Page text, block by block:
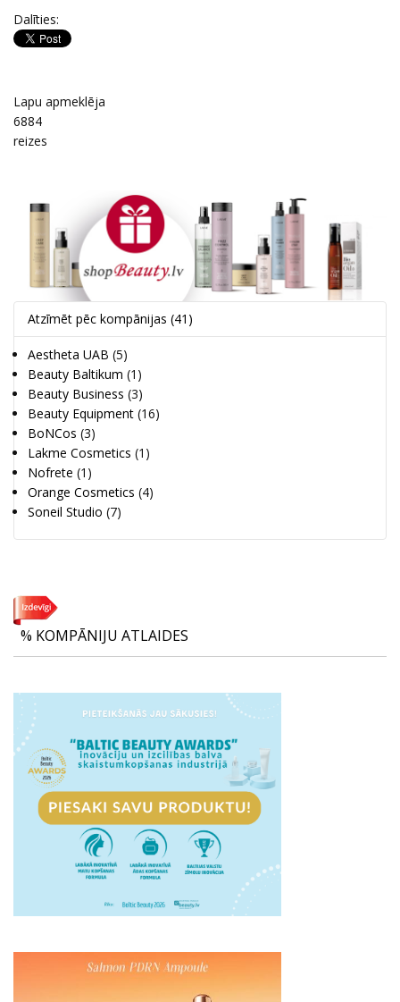
Dalīties:
Lapu apmeklēja
6884
reizes
Atzīmēt pēc kompānijas (41)
Aestheta UAB (5)
Beauty Baltikum (1)
Beauty Business (3)
Beauty Equipment (16)
BoNCos (3)
Lakme Cosmetics (1)
Nofrete (1)
Orange Cosmetics (4)
Soneil Studio (7)
% KOMPĀNIJU ATLAIDES